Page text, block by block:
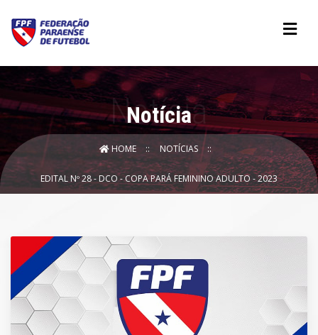
Notícia
HOME NOTÍCIAS
EDITAL Nº 28 - DCO - COPA PARÁ FEMININO ADULTO - 2023